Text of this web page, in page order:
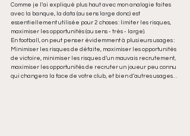
Comme je l’ai expliqué plus haut avec mon analogie faites
avec la banque, la data (au sens large donc) est
essentiellement utilisée pour 2 choses : limiter les risques,
maximiser les opportunités (au sens - très - large).
En football, on peut penser évidemment à plusieurs usages :
Minimiser les risques de défaite, maximiser les opportunités
de victoire, minimiser les risques d’un mauvais recrutement,
maximiser les opportunités de recruter un joueur peu connu
qui changera la face de votre club, et bien d’autres usages…